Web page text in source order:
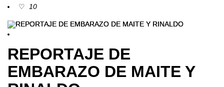
10
REPORTAJE DE
EMBARAZO DE MAITE Y